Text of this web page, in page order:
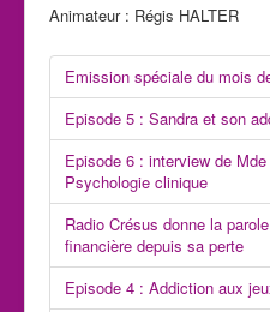
Animateur : Régis HALTER
Emission spéciale du mois
Episode 5 : Sandra et son
Episode 6 : interview de
Psychologie clinique
Radio Crésus donne la
financière depuis sa perte
Episode 4 : Addiction aux